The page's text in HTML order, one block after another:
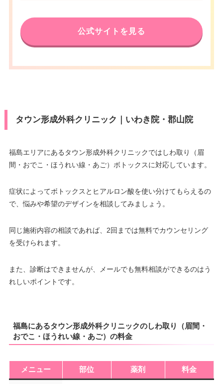
済
VISA/Master/JCB/American Ex
月 火 水 木 金 土 日 祝
18：00
18：00
18：00
18：00
18：00
18：00
18：00
電話番号 0120-239-140
J)/UC/Discover/オリコ/アプラス/
デビットカード
ン
月 火 水 木 金 土
19：00
19：00
19：00
19：00
19：00
19：00
公式サイトを見る
タウン形成外科クリニック｜いわき院・郡山院
福島エリアにあるタウン形成外科クリニックではしわ取り（眉
間・おでこ・ほうれい線・あご）ボトックスに対応しています。
症状によってボトックスとヒアルロン酸を使い分けてもらえるの
で、悩みや希望のデザインを相談してみましょう。
同じ施術内容の相談であれば、2回までは無料でカウンセリング
を受けられます。
また、診断はできませんが、メールでも無料相談ができるのはう
れしいポイントです。
福島にあるタウン形成外科クリニックのしわ取り（眉間・
おでこ・ほうれい線・あご）の料金
メニュー 部位 薬剤 料金